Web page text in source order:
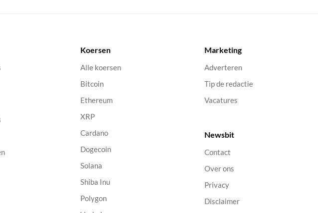
Koersen
Alle koersen
Bitcoin
Ethereum
XRP
Cardano
Dogecoin
Solana
Shiba Inu
Polygon
Marketing
Adverteren
Tip de redactie
Vacatures
Newsbit
Contact
Over ons
Privacy
Disclaimer